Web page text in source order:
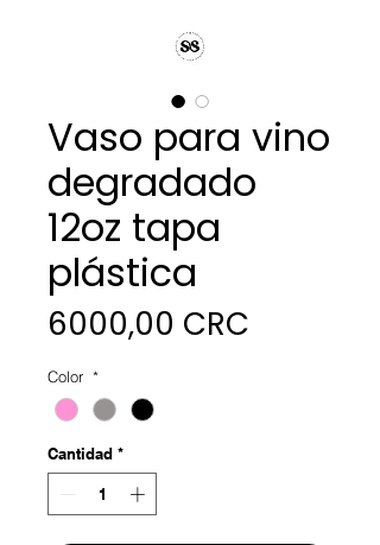
Vaso para vino
degradado
12oz tapa
plástica
6000,00 CRC
Color *
Cantidad *